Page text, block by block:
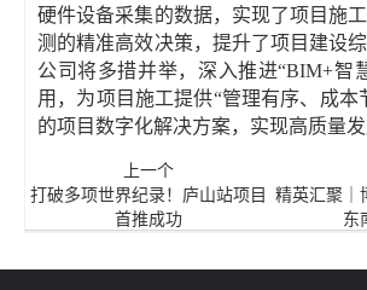
硬件设备采集的数据，实现了项目施
测的精准高效决策，提升了项目建设综
公司将多措并举，深入推进“BIM+智
用，为项目施工提供“管理有序、成本
的项目数字化解决方案，实现高质量发
上一个
打破多项世界纪录！庐山站项目
首推成功
精英汇聚｜
东